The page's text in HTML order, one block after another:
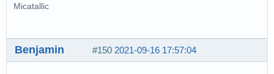
Micatallic
#150 2021-09-16 17:57:04
Benjamin